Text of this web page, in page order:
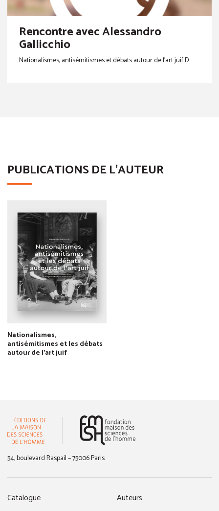
Rencontre avec Alessandro
Gallicchio
Nationalismes, antisémitismes et débats autour de l’art juif D ...
PUBLICATIONS DE L'AUTEUR
Nationalismes,
antisémitismes et les débats
autour de l'art juif
54, boulevard Raspail – 75006 Paris
Catalogue
Auteurs